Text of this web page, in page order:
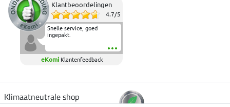
Klantbeoordelingen
4.7/5
Snelle service, goed
ingepakt.
eKomi Klantenfeedback
Klimaatneutrale shop